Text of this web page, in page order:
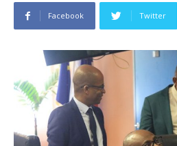
Facebook Twitter